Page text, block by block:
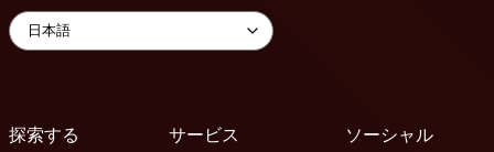
探索する
サービス
ソーシャル